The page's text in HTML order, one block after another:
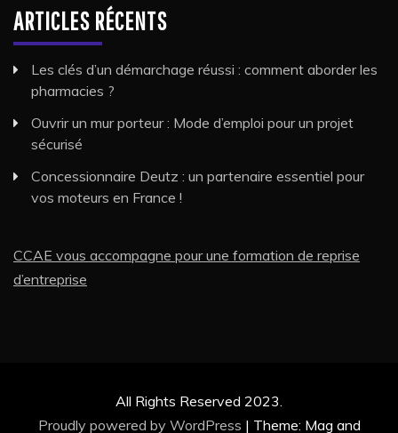
ARTICLES RÉCENTS
Les clés d’un démarchage réussi : comment aborder les
pharmacies ?
Ouvrir un mur porteur : Mode d’emploi pour un projet
sécurisé
Concessionnaire Deutz : un partenaire essentiel pour
vos moteurs en France !
CCAE vous accompagne pour une formation de reprise
d’entreprise
All Rights Reserved 2023.
Proudly powered by WordPress | Theme: Mag and